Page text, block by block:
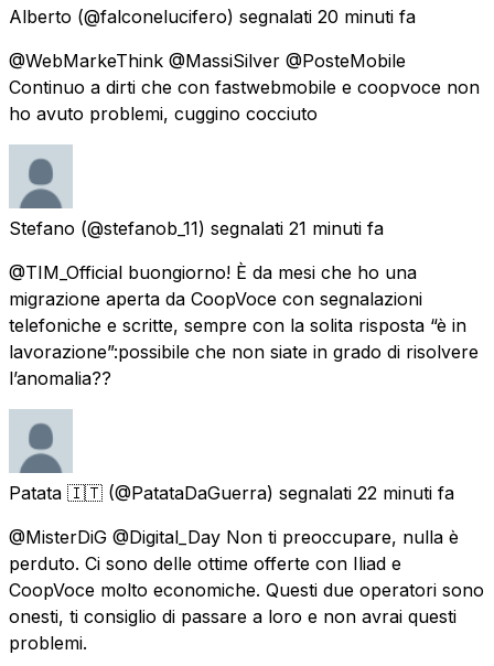
Alberto (@falconelucifero) segnalati 20 minuti fa
@WebMarkeThink @MassiSilver @PosteMobile
Continuo a dirti che con fastwebmobile e coopvoce non
ho avuto problemi, cuggino cocciuto
Stefano (@stefanob_11) segnalati 21 minuti fa
@TIM_Official buongiorno! È da mesi che ho una
migrazione aperta da CoopVoce con segnalazioni
telefoniche e scritte, sempre con la solita risposta “è in
lavorazione”:possibile che non siate in grado di risolvere
l’anomalia??
Patata 🇮🇹 (@PatataDaGuerra) segnalati 22 minuti fa
@MisterDiG @Digital_Day Non ti preoccupare, nulla è
perduto. Ci sono delle ottime offerte con Iliad e
CoopVoce molto economiche. Questi due operatori sono
onesti, ti consiglio di passare a loro e non avrai questi
problemi.